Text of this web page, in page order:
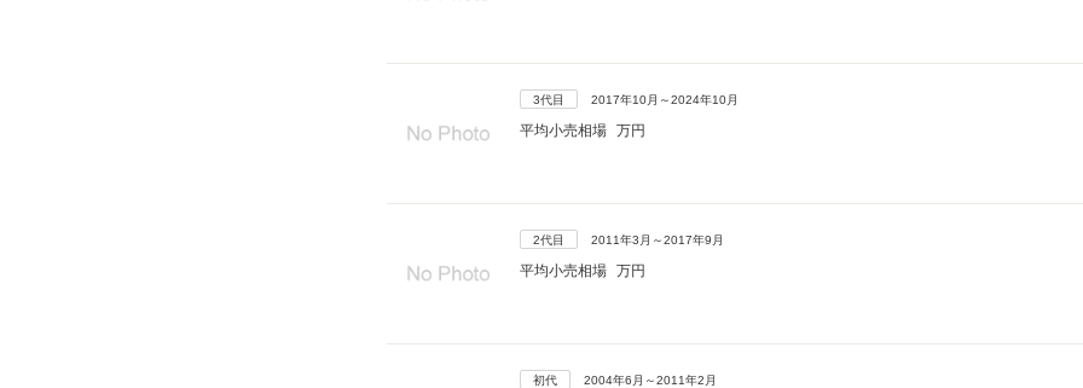
3代目 2017年10月～2024年10月
平均小売相場 万円
2代目 2011年3月～2017年9月
平均小売相場 万円
初代 2004年6月～2011年2月